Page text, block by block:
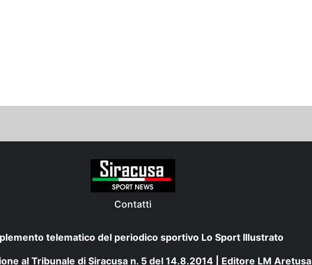
Contatti
telematico del periodico sportivo Lo Sport Illustrato
al Tribunale di Siracusa n. 5 del 14.8.2014 | Editore LM Aretusa